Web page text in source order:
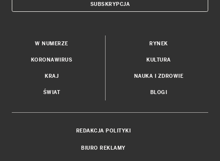
SUBSKRYPCJA
W NUMERZE
KORONAWIRUS
KRAJ
ŚWIAT
RYNEK
KULTURA
NAUKA I ZDROWIE
BLOGI
REDAKCJA POLITYKI
BIURO REKLAMY